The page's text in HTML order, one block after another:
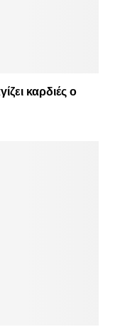
καρδιές ο